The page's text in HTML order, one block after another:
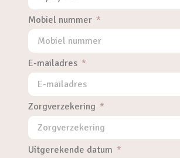
Mobiel nummer
E-mailadres
Zorgverzekering
Uitgerekende datum